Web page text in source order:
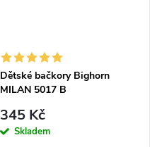
Dětské bačkory Bighorn
MILAN 5017 B
345 Kč
Skladem